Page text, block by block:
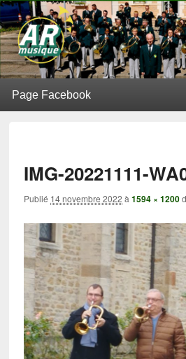
L'Alerte de Replonges
BATTERIE-FANFARE SITUÉE À
IMG-20221111-
Publié 14 novembre 2022 à1594 × 1200